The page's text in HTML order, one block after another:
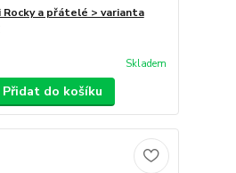
Rocky a přátelé > varianta
Skladem
Přidat do košíku